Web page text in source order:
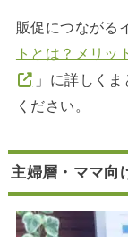
販促につながる
トとは？メリッ
」に詳しく
ください。
主婦層・ママ向